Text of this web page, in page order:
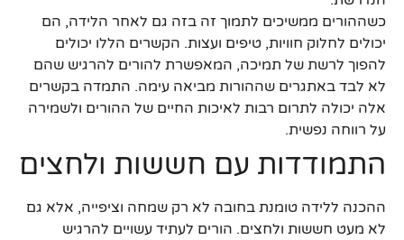
כשההורים ממשיכים לתמוך זה בזה גם לאחר הלידה, הם
יכולים לחלוק חוויות, טיפים ועצות. הקשרים הללו יכולים
להפוך לרשת של תמיכה, המאפשרת להורים להרגיש שהם
לא לבד באתגרים שההורות מביאה עימה. התמדה בקשרים
אלה יכולה לתרום רבות לאיכות החיים של ההורים ולשמירה
על רווחה נפשית.
התמודדות עם חששות ולחצים
ההכנה ללידה טומנת בחובה לא רק שמחה וציפייה, אלא גם
לא מעט חששות ולחצים. הורים לעתיד עשויים להרגיש